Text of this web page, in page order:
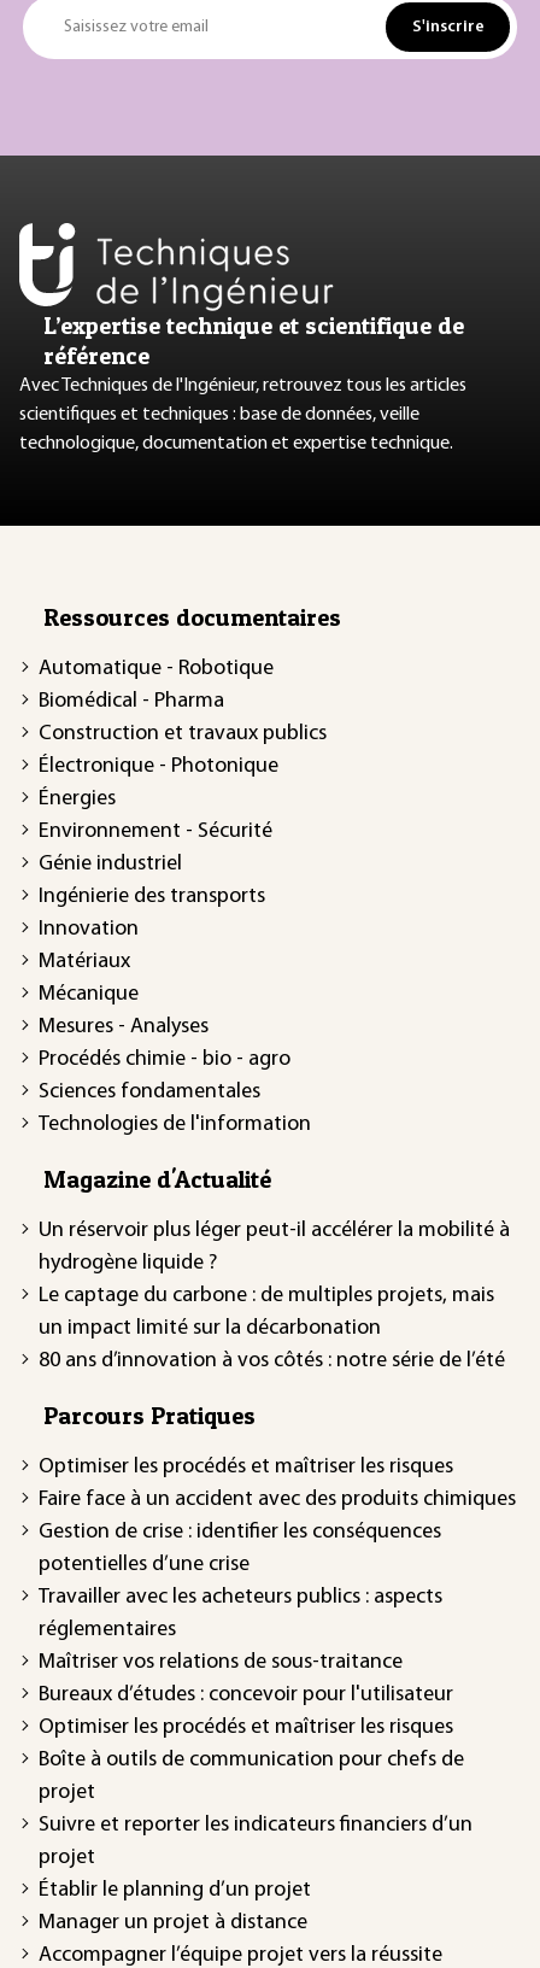
Saisissez votre email S'inscrire
L’expertise technique et scientifique de
référence
Avec Techniques de l'Ingénieur, retrouvez tous les articles
scientifiques et techniques : base de données, veille
technologique, documentation et expertise technique.
Ressources documentaires
Automatique - Robotique
Biomédical - Pharma
Construction et travaux publics
Électronique - Photonique
Énergies
Environnement - Sécurité
Génie industriel
Ingénierie des transports
Innovation
Matériaux
Mécanique
Mesures - Analyses
Procédés chimie - bio - agro
Sciences fondamentales
Technologies de l'information
Magazine d'Actualité
Un réservoir plus léger peut-il accélérer la mobilité à
hydrogène liquide ?
Le captage du carbone : de multiples projets, mais
un impact limité sur la décarbonation
80 ans d’innovation à vos côtés : notre série de l’été
Parcours Pratiques
Optimiser les procédés et maîtriser les risques
Faire face à un accident avec des produits chimiques
Gestion de crise : identifier les conséquences
potentielles d’une crise
Travailler avec les acheteurs publics : aspects
réglementaires
Maîtriser vos relations de sous-traitance
Bureaux d’études : concevoir pour l'utilisateur
Optimiser les procédés et maîtriser les risques
Boîte à outils de communication pour chefs de
projet
Suivre et reporter les indicateurs financiers d’un
projet
Établir le planning d’un projet
Manager un projet à distance
Accompagner l’équipe projet vers la réussite